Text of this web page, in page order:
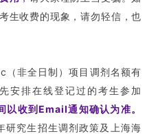
生收费的现象，请勿轻信，也
非全日制）项目调剂名额有
安排在线登记过的考生参加
以收到Email通知确认为准。
研究生招生调剂政策及上海海